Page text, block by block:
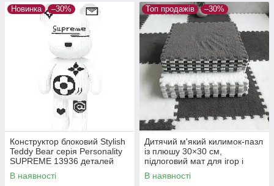
Новинка –30%
Конструктор блоковий Stylish
Teddy Bear серія Personality
SUPREME 13936 деталей
В наявності
Топ продажів –30%
Дитячий м'який килимок-пазл
із плюшу 30×30 см,
підлоговий мат для ігор і
повзання, набір 10 шт., білий/
сірий
В наявності